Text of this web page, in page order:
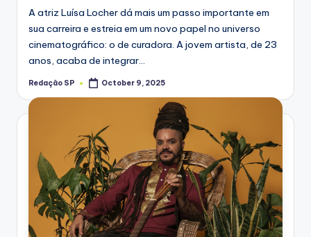
A atriz Luísa Locher dá mais um passo importante em
sua carreira e estreia em um novo papel no universo
cinematográfico: o de curadora. A jovem artista, de 23
anos, acaba de integrar…
Posted
Redação SP October 9, 2025